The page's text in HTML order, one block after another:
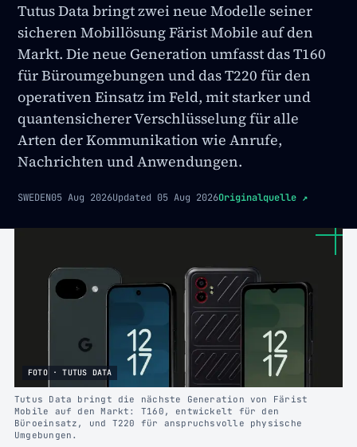
Tutus Data bringt zwei neue Modelle seiner
sicheren Mobillösung Färist Mobile auf den
Markt. Die neue Generation umfasst das T160
für Büroumgebungen und das T220 für den
operativen Einsatz im Feld, mit starker und
quantensicherer Verschlüsselung für alle
Arten der Kommunikation wie Anrufe,
Nachrichten und Anwendungen.
SWEDEN05 Aug 2026Updated 05 Aug 2026Originalquelle ↗
FOTO · TUTUS DATA
Tutus Data bringt die nächste Generation von Färist
Mobile auf den Markt: T160, entwickelt für den
Büroeinsatz, und T220 für anspruchsvolle physische
Umgebungen.